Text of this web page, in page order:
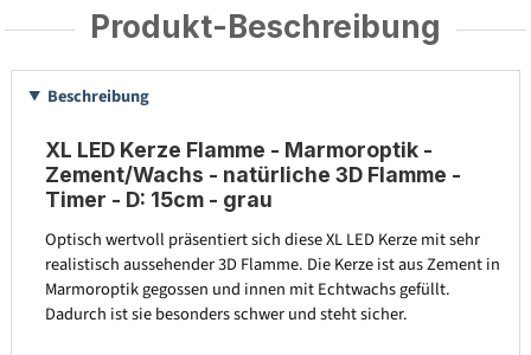
Produkt-Beschreibung
Beschreibung
XL LED Kerze Flamme - Marmoroptik -
Zement/Wachs - natürliche 3D Flamme -
Timer - D: 15cm - grau
Optisch wertvoll präsentiert sich diese XL LED Kerze mit sehr
realistisch aussehender 3D Flamme. Die Kerze ist aus Zement in
Marmoroptik gegossen und innen mit Echtwachs gefüllt.
Dadurch ist sie besonders schwer und steht sicher.